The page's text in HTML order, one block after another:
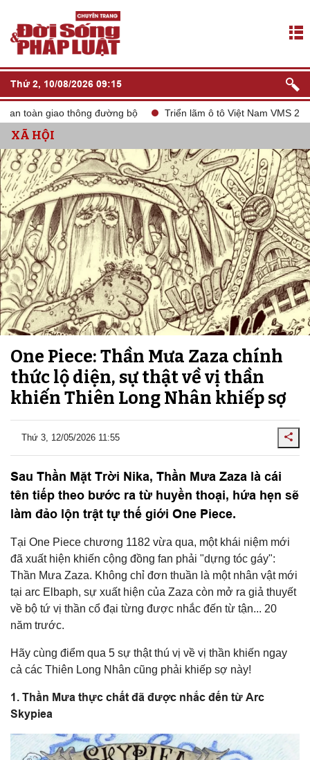
Thứ 2, 10/08/2026 09:15
giao thông đường bộ Triển lãm ô tô Việt Nam VMS 2024
XÃ HỘI
One Piece: Thần Mưa Zaza chính
thức lộ diện, sự thật về vị thần
khiến Thiên Long Nhân khiếp sợ
Thứ 3, 12/05/2026 11:55
Sau Thần Mặt Trời Nika, Thần Mưa Zaza là cái
tên tiếp theo bước ra từ huyền thoại, hứa hẹn sẽ
làm đảo lộn trật tự thế giới One Piece.
Tại One Piece chương 1182 vừa qua, một khái niệm mới
đã xuất hiện khiến cộng đồng fan phải "dựng tóc gáy":
Thần Mưa Zaza. Không chỉ đơn thuần là một nhân vật mới
tại arc Elbaph, sự xuất hiện của Zaza còn mở ra giả thuyết
về bộ tứ vị thần cổ đại từng được nhắc đến từ tận... 20
năm trước.
Hãy cùng điểm qua 5 sự thật thú vị về vị thần khiến ngay
cả các Thiên Long Nhân cũng phải khiếp sợ này!
1. Thần Mưa thực chất đã được nhắc đến từ Arc
Skypiea